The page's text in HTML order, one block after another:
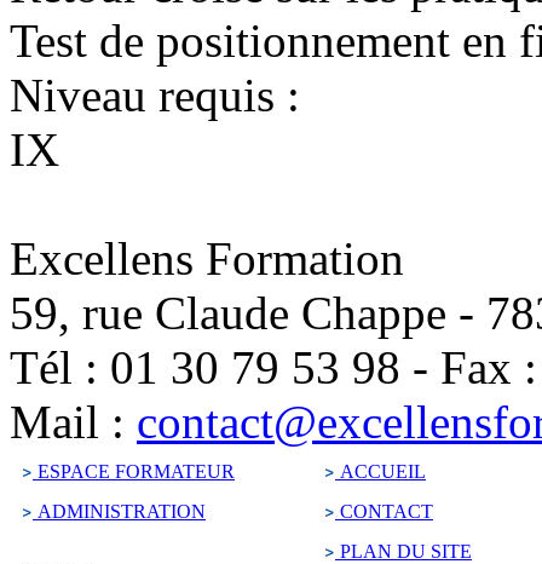
Test de positionnement en
Niveau requis :
IX
Excellens Formation
59, rue Claude Chappe -
Tél : 01 30 79 53 98 - Fax
Mail :
ESPACE FORMATEUR
ACCUEIL
ADMINISTRATION
CONTACT
PLAN DU SITE